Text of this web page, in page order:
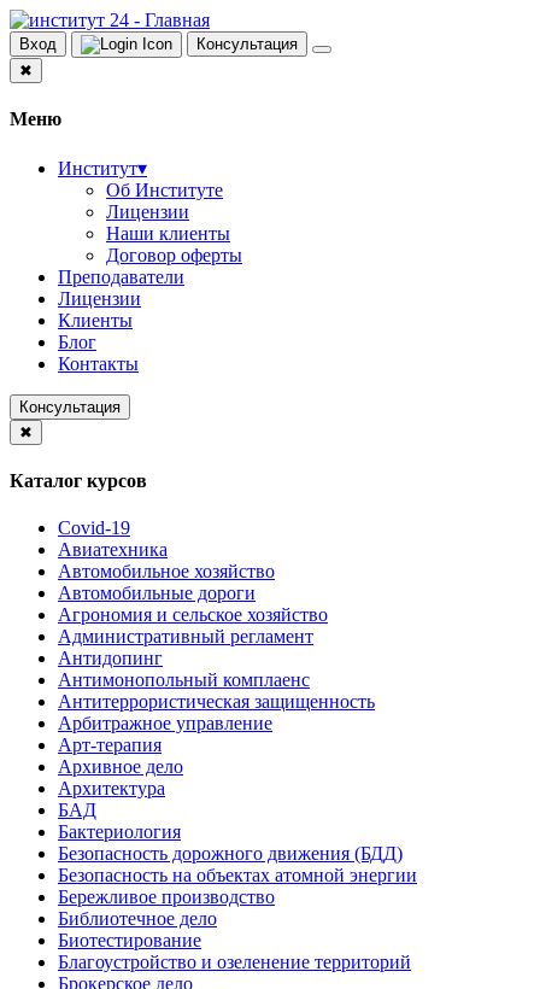
Вход
Консультация
✖
Меню
Институт▾
Об Институте
Лицензии
Наши клиенты
Договор оферты
Преподаватели
Лицензии
Клиенты
Блог
Контакты
Консультация
✖
Каталог курсов
Covid-19
Авиатехника
Автомобильное хозяйство
Автомобильные дороги
Агрономия и сельское хозяйство
Административный регламент
Антидопинг
Антимонопольный комплаенс
Антитеррористическая защищенность
Арбитражное управление
Арт-терапия
Архивное дело
Архитектура
БАД
Бактериология
Безопасность дорожного движения (БДД)
Безопасность на объектах атомной энергии
Бережливое производство
Библиотечное дело
Биотестирование
Благоустройство и озеленение территорий
Брокерское дело